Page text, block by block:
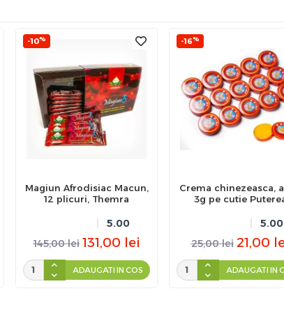
-10%
Magiun Afrodisiac Macun,
12 plicuri, Themra
5.00
145,00 lei 131,00 lei
ADAUGATI IN COS
-16%
Crema chinezeasca,
3g pe cutie
5.00
25,00 lei 21,00
ADAUGATI IN